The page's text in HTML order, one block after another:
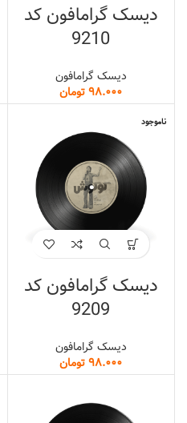
دیسک گرامافون کد
9210
دیسک گرامافون
تومان
ناموجود
دیسک گرامافون کد
9209
دیسک گرامافون
تومان